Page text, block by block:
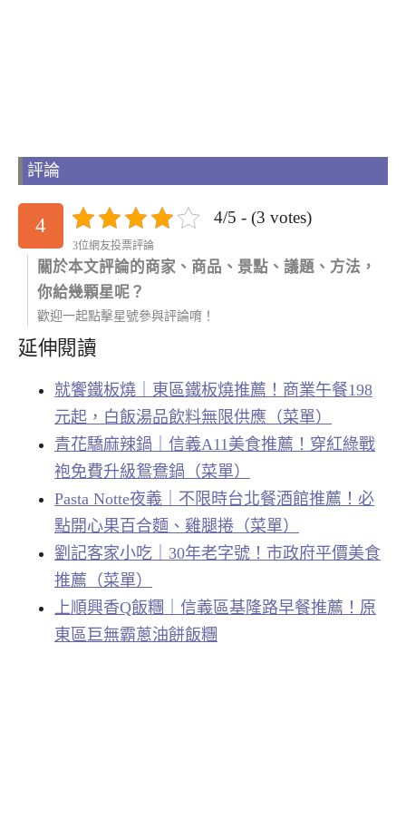
評論
4 4/5 - (3 votes)
3位網友投票評論
關於本文評論的商家、商品、景點、議題、方法，
你給幾顆星呢？
歡迎一起點擊星號參與評論唷！
延伸閱讀
就饗鐵板燒｜東區鐵板燒推薦！商業午餐198
元起，白飯湯品飲料無限供應（菜單）
青花驕麻辣鍋｜信義A11美食推薦！穿紅綠戰
袍免費升級鴛鴦鍋（菜單）
Pasta Notte夜義｜不限時台北餐酒館推薦！必
點開心果百合麵、雞腿捲（菜單）
劉記客家小吃｜30年老字號！市政府平價美食
推薦（菜單）
上順興香Q飯糰｜信義區基隆路早餐推薦！原
東區巨無霸蔥油餅飯糰